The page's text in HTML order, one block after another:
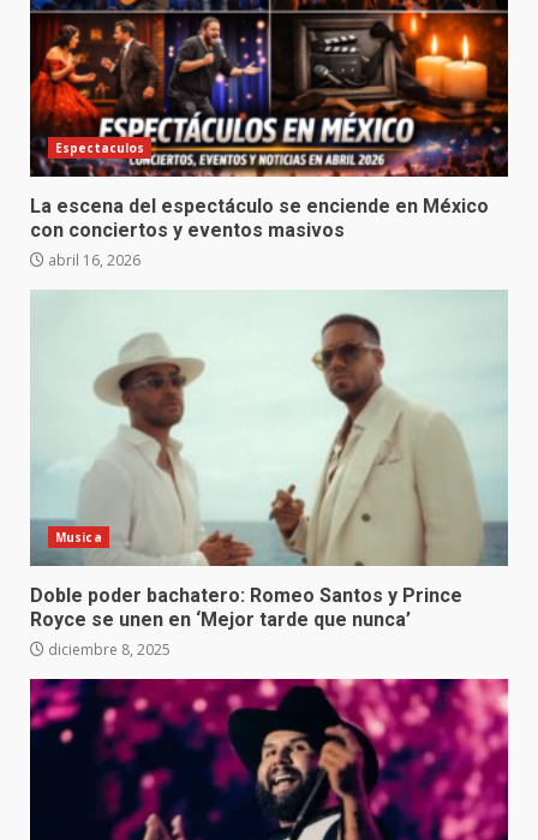
Espectaculos
La escena del espectáculo se enciende en México
con conciertos y eventos masivos
abril 16, 2026
Musica
Doble poder bachatero: Romeo Santos y Prince
Royce se unen en ‘Mejor tarde que nunca’
diciembre 8, 2025